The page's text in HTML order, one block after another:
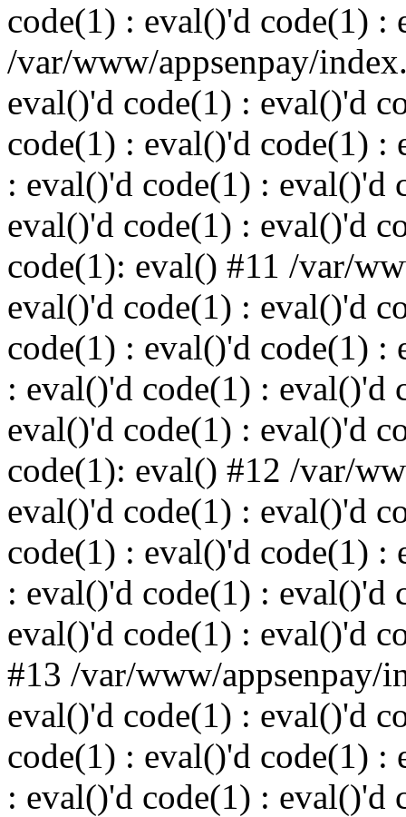
code(1) : eval()'d code(1) :
/var/www/appsenpay/
eval()'d code(1) : eval()'d
code(1) : eval()'d code(1) :
: eval()'d code(1) : eval()'d
eval()'d code(1) : eval()'d
code(1): eval() #11 /var/
eval()'d code(1) : eval()'d
code(1) : eval()'d code(1) :
: eval()'d code(1) : eval()'d
eval()'d code(1) : eval()'d
code(1): eval() #12 /var/
eval()'d code(1) : eval()'d
code(1) : eval()'d code(1) :
: eval()'d code(1) : eval()'d
eval()'d code(1) : eval()'d
#13 /var/www/appsenpay/
eval()'d code(1) : eval()'d
code(1) : eval()'d code(1) :
: eval()'d code(1) : eval()'d